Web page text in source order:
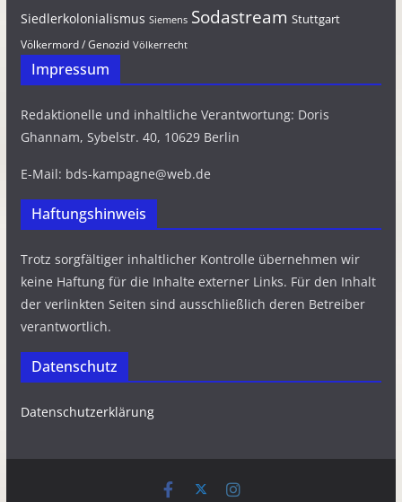
Siedlerkolonialismus Siemens Sodastream Stuttgart
Völkermord / Genozid Völkerrecht
Impressum
Redaktionelle und inhaltliche Verantwortung: Doris
Ghannam, Sybelstr. 40, 10629 Berlin
E-Mail: bds-kampagne@web.de
Haftungshinweis
Trotz sorgfältiger inhaltlicher Kontrolle übernehmen wir
keine Haftung für die Inhalte externer Links. Für den Inhalt
der verlinkten Seiten sind ausschließlich deren Betreiber
verantwortlich.
Datenschutz
Datenschutzerklärung